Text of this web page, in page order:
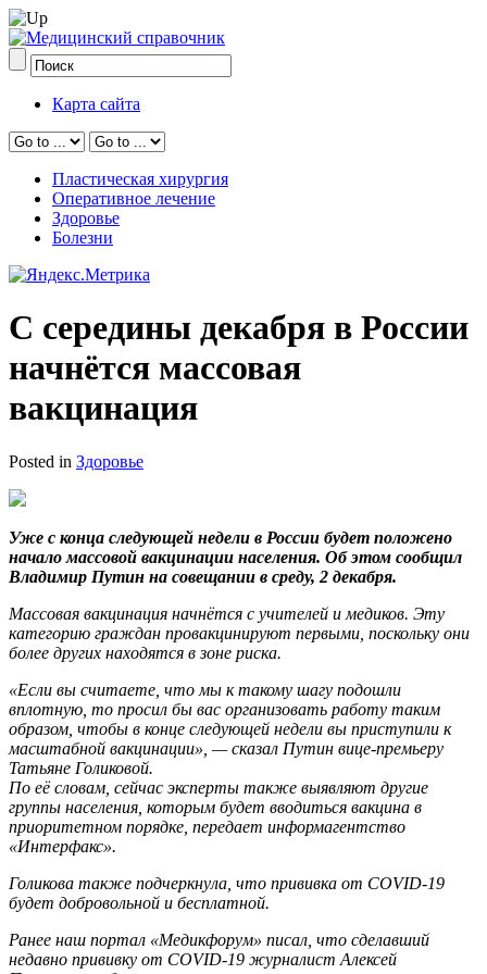
Карта сайта
Пластическая хирургия
Оперативное лечение
Здоровье
Болезни
С середины декабря в России
начнётся массовая
вакцинация
Posted in Здоровье
Уже с конца следующей недели в России будет положено
начало массовой вакцинации населения. Об этом сообщил
Владимир Путин на совещании в среду, 2 декабря.
Массовая вакцинация начнётся с учителей и медиков. Эту
категорию граждан провакцинируют первыми, поскольку они
более других находятся в зоне риска.
«Если вы считаете, что мы к такому шагу подошли
вплотную, то просил бы вас организовать работу таким
образом, чтобы в конце следующей недели вы приступили к
масштабной вакцинации», — сказал Путин вице-премьеру
Татьяне Голиковой.
По её словам, сейчас эксперты также выявляют другие
группы населения, которым будет вводиться вакцина в
приоритетном порядке, передает информагентство
«Интерфакс».
Голикова также подчеркнула, что прививка от COVID-19
будет добровольной и бесплатной.
Ранее наш портал «Медикфорум» писал, что сделавший
недавно прививку от COVID-19 журналист Алексей